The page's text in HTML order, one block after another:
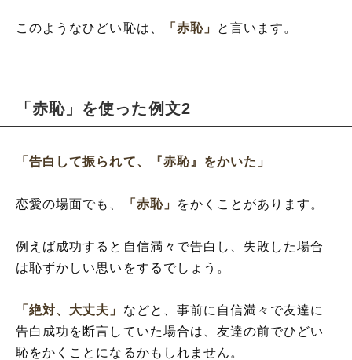
このようなひどい恥は、 「赤恥」 と言います。
「赤恥」を使った例文2
「告白して振られて、『赤恥』をかいた」
恋愛の場面でも、 「赤恥」 をかくことがあります。
例えば成功すると自信満々で告白し、失敗した場合
は恥ずかしい思いをするでしょう。
「絶対、大丈夫」 などと、事前に自信満々で友達に
告白成功を断言していた場合は、友達の前でひどい
恥をかくことになるかもしれません。